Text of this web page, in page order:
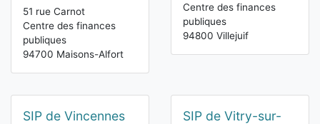
51 rue Carnot
Centre des finances
publiques
94700 Maisons-Alfort
Centre des finances
publiques
94800 Villejuif
SIP de Vincennes
SIP de Vitry-sur-